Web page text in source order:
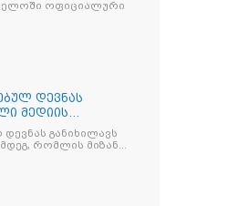
ოფიციალური
დევნას
მედიის
განიხილავს
რომლის მიზანი